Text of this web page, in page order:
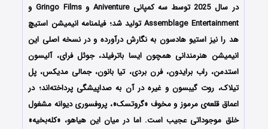
در سال 2025 توسط سه کمپانی‌ Aniventure و Gringo Films و
Assemblage Entertainment تولید شد؛ فیلمنامه انیمیشن استیچ
هد را نیز استیو هادسون به نگارش درآورده‌‌‌‌‌‌ ودر نسخه اصلی این
انیمیشن هنرمندانی همچونایسا باترفیلد، جوئل فرای، آلیسون
استدمن، راب برایدون، فرن بردی، تیا بانون، جمالی مدیکس، پل
تیلاک، روت گیبسونو غیره در آن به صداپیشگی پرداخته‌اند؛ در
اعماق قلعه‌ی مرموز و مخوف «گروتسک»، پروفسوری دیوانه مشغول
خلق موجوداتی عجیب است. اما در میان این هیاهو، «کله‌بخیه»